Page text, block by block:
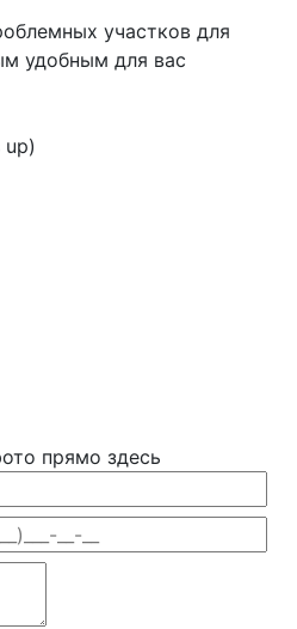
участков для
удобным для вас
прямо здесь